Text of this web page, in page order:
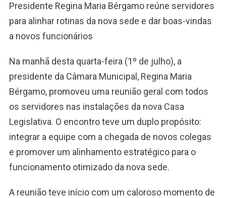
Presidente Regina Maria Bérgamo reúne servidores
para alinhar rotinas da nova sede e dar boas-vindas
a novos funcionários
Na manhã desta quarta-feira (1º de julho), a
presidente da Câmara Municipal, Regina Maria
Bérgamo, promoveu uma reunião geral com todos
os servidores nas instalações da nova Casa
Legislativa. O encontro teve um duplo propósito:
integrar a equipe com a chegada de novos colegas
e promover um alinhamento estratégico para o
funcionamento otimizado da nova sede.
A reunião teve início com um caloroso momento de